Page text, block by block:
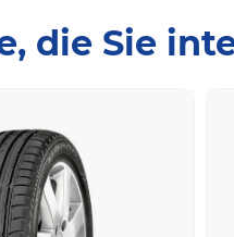
die Sie